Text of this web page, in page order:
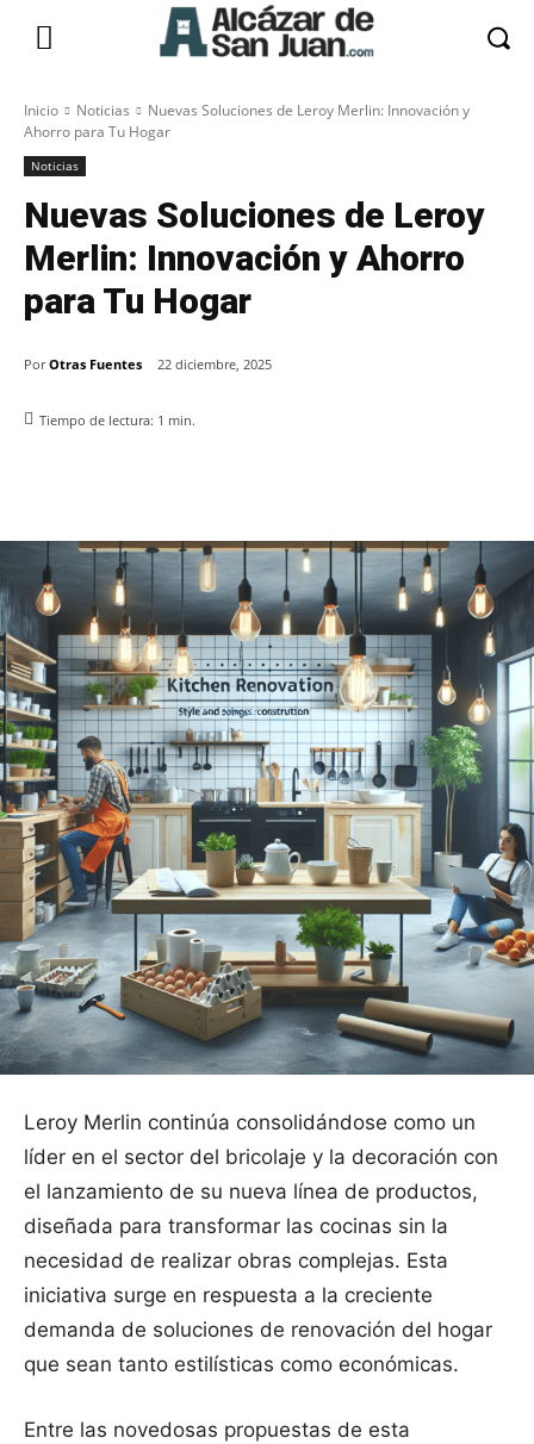
Inicio Noticias
Nuevas Soluciones de Leroy Merlin: Innovación y
Ahorro para Tu Hogar
Noticias
Nuevas Soluciones de Leroy
Merlin: Innovación y Ahorro
para Tu Hogar
Por Otras Fuentes 22 diciembre, 2025
Tiempo de lectura: 1 min.
Leroy Merlin continúa consolidándose como un
líder en el sector del bricolaje y la decoración con
el lanzamiento de su nueva línea de productos,
diseñada para transformar las cocinas sin la
necesidad de realizar obras complejas. Esta
iniciativa surge en respuesta a la creciente
demanda de soluciones de renovación del hogar
que sean tanto estilísticas como económicas.
Entre las novedosas propuestas de esta